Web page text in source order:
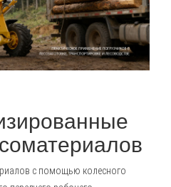
с помощью колесного